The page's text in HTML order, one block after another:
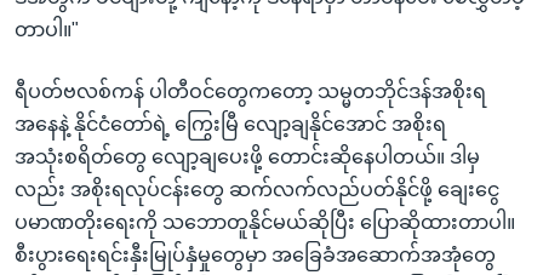
တာပါ။"
ရီပတ်ဗလစ်ကန် ပါတီဝင်တွေကတော့ သမ္မတဘိုင်ဒန်အစိုးရ
အနေနဲ့ နိုင်ငံတော်ရဲ့ ကြွေးမြီ လျော့ချနိုင်အောင် အစိုးရ
အသုံးစရိတ်တွေ လျော့ချပေးဖို့ တောင်းဆိုနေပါတယ်။ ဒါမှ
လည်း အစိုးရလုပ်ငန်းတွေ ဆက်လက်လည်ပတ်နိုင်ဖို့ ချေးငွေ
ပမာဏတိုးရေးကို သဘောတူနိုင်မယ်ဆိုပြီး ပြောဆိုထားတာပါ။
စီးပွားရေးရင်းနှီးမြုပ်နှံမှုတွေမှာ အခြေခံအဆောက်အအုံတွေ